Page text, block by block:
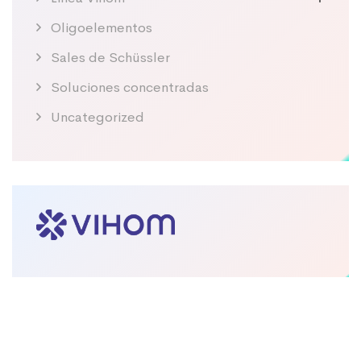
Oligoelementos
Sales de Schüssler
Soluciones concentradas
Uncategorized